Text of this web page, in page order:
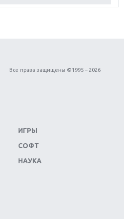
4: вершина эволюции
консолей: Spider-Man и
покорение Америки
Nintendo, Microsoft и
Все права защищены ©1995 – 2026
ИГРЫ
СОФТ
НАУКА